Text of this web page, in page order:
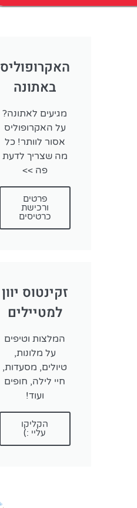
האקרופוליס
באתונה
מגיעים לאתונה?
על האקרופוליס
אסור לוותר! כל
מה שצריך לדעת
פה >>
פרטים
ורכישת
כרטיסים
זקינטוס יוון
למטיילים
המלצות וטיפים
על מלונות,
טיולים, מסעדות,
חיי לילה, חופים
ועוד!
הקליקו
עליי :)